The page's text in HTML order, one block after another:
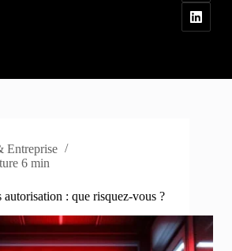
Entreprise
6 min
: que risquez-vous ?